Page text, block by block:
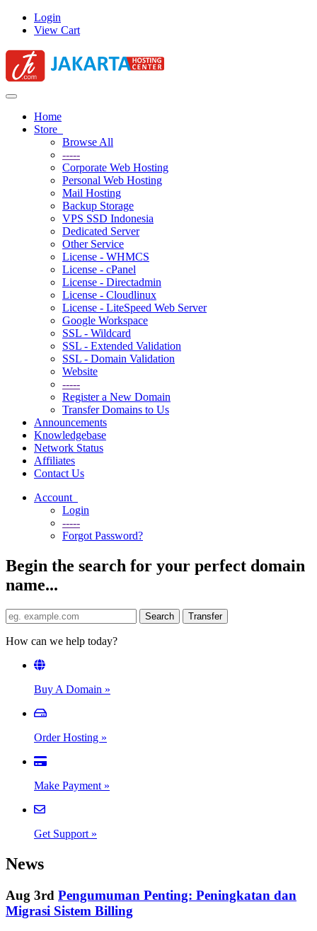
Login
View Cart
Toggle
navigationHome
Store
Browse All
-----
Corporate Web Hosting
Personal Web Hosting
Mail Hosting
Backup Storage
VPS SSD Indonesia
Dedicated Server
Other Service
License - WHMCS
License - cPanel
License - Directadmin
License - Cloudlinux
License - LiteSpeed Web Server
Google Workspace
SSL - Wildcard
SSL - Extended Validation
SSL - Domain Validation
Website
-----
Register a New Domain
Transfer Domains to Us
Announcements
Knowledgebase
Network Status
Affiliates
Contact Us
Account
Login
-----
Forgot Password?
Begin the search for your perfect domain
name...
How can we help today?
Buy A Domain »
Order Hosting »
Make Payment »
Get Support »
News
Aug 3rd Pengumuman Penting: Peningkatan dan
Migrasi Sistem Billing